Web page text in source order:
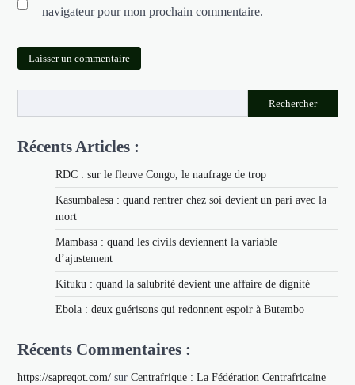
navigateur pour mon prochain commentaire.
Rechercher
Récents Articles :
RDC : sur le fleuve Congo, le naufrage de trop
Kasumbalesa : quand rentrer chez soi devient un pari avec la
mort
Mambasa : quand les civils deviennent la variable
d’ajustement
Kituku : quand la salubrité devient une affaire de dignité
Ebola : deux guérisons qui redonnent espoir à Butembo
Récents Commentaires :
https://sapreqot.com/ surCentrafrique : La Fédération Centrafricaine